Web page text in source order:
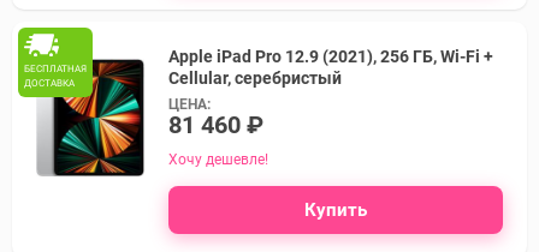
БЕСПЛАТНАЯ
ДОСТАВКА
Apple iPad Pro 12.9 (2021), 256 ГБ, Wi-Fi +
Cellular, серебристый
ЦЕНА:
81 460 ₽
Хочу дешевле!
Купить